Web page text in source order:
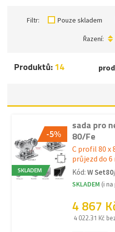
Filtr: Pouze skladem
Řazení:
Produktů:14
-5%
SKLADEM
sada pro
80/Fe
C profil 80 x
průjezd do 6
Kód: W
SKLADEM (i
4 867
4 022.31 Kč